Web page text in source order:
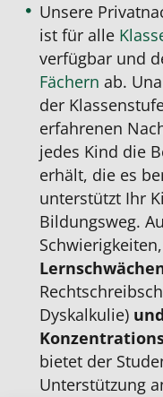
Unsere
ist für alle
verfügbar und
Fächern ab.
der
erfahrenen
jedes Kind die
erhält, die es
unterstützt Ihr
Bildungsweg.
Dyskalkulie) und
bietet der
Unterstützung